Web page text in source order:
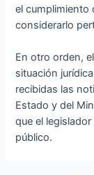
el cumplimiento
considerarlo
En otro orden,
situación
recibidas las
Estado y del
que el
público.